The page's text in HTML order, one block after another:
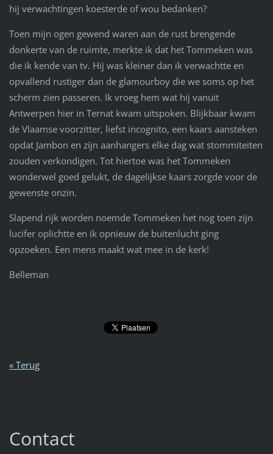
hij verwachtingen koesterde of wou bedanken?
Toen mijn ogen gewend waren aan de rust brengende
donkerte van de ruimte, merkte ik dat het Tommeken was
die ik kende van tv. Hij was kleiner dan ik verwachtte en
opvallend rustiger dan de glamourboy die we soms op het
scherm zien passeren. Ik vroeg hem wat hij vanuit
Antwerpen hier in Ternat kwam uitspoken. Blijkbaar kwam
de Vlaamse voorzitter, liefst incognito, een kaars aansteken
opdat Jambon en zijn aanhangers elke dag wat stommiteiten
zouden verkondigen. Tot hiertoe was het Tommeken
wonderwel goed gelukt, de dagelijkse kaars zorgde voor de
gewenste onzin.
Slapend rijk worden noemde Tommeken het nog toen zijn
lucifer oplichtte en ik opnieuw de buitenlucht ging
opzoeken. Een mens maakt wat mee in de kerk!
Belleman
« Terug
Contact